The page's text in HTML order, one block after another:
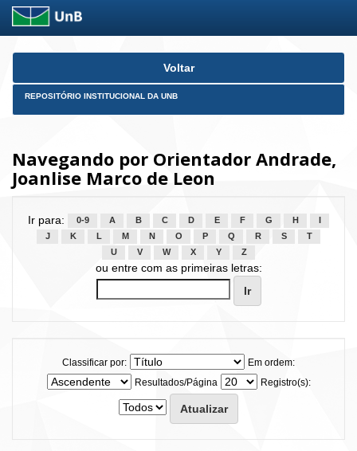
Skip
Voltar
REPOSITÓRIO INSTITUCIONAL DA UNB
Navegando por Orientador Andrade,
Joanlise Marco de Leon
Ir para: 0-9 A B C D E F G H
J
K L M N O P Q R S
T
U
V W X Y Z
ou entre com as primeiras letras:
Classificar por:
Em ordem:
Resultados/Página
Registro(s):